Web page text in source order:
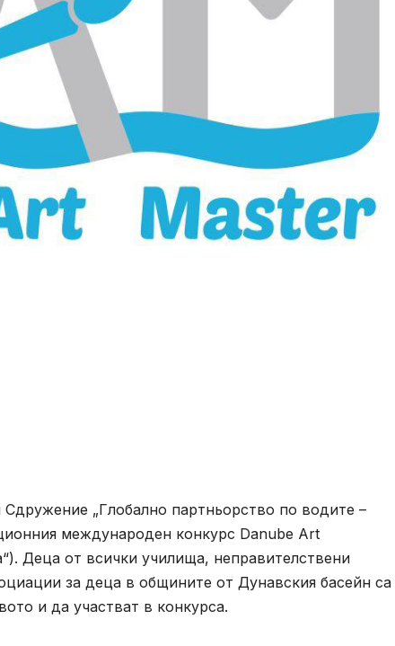
„Глобално партньорство по водите –
международен конкурс Danube Art
Деца от всички училища, неправителствени
за деца в общините от Дунавския басейн са
и да участват в конкурса.